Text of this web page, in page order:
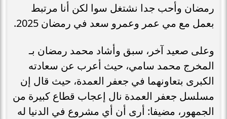
رمضان وأحب جدا نشتغل سوا لكن أنا مرتبط
بعمل مع مي عمر وعمرو سعد في رمضان 2025.
وعلى صعيد آخر، سبق وأشاد محمد رمضان بـ
المخرج محمد سامي، حيث أعرب عن سعادته
الكبرى بتعاونهما في جعفر العمدة، حيث قال إن
مسلسل جعفر العمدة نال إعجاب قطاع كبيرة من
الجمهور، مضيفا: أرى أن أي مشروع في الدنيا له